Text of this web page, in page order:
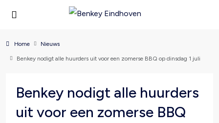
Home Nieuws
Benkey nodigt alle huurders uit voor een zomerse BBQ op dinsdag 1 juli
Benkey nodigt alle huurders
uit voor een zomerse BBQ